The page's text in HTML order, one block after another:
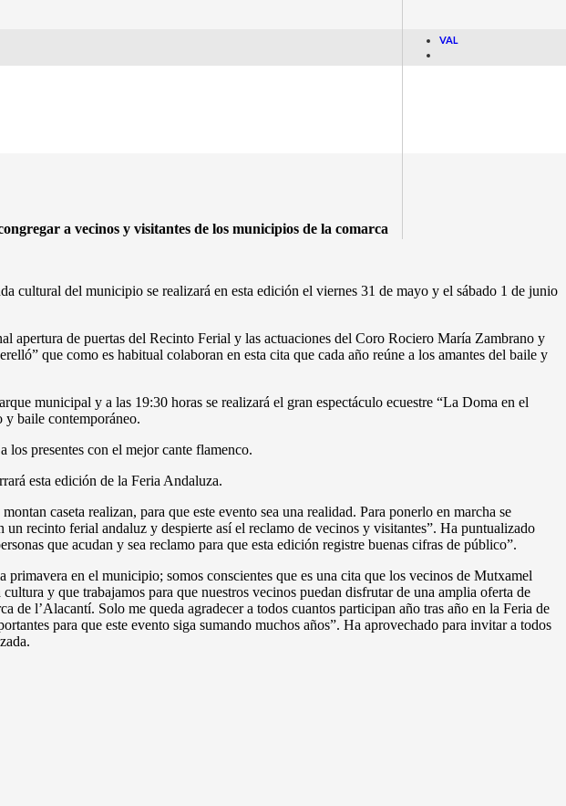
VAL
CON SU OFERTA
a vecinos y visitantes de los municipios de la comarca
cultural del municipio se realizará en esta edición el viernes 31 de mayo y el sábado 1 de junio
apertura de puertas del Recinto Ferial y las actuaciones del Coro Rociero María Zambrano y
que como es habitual colaboran en esta cita que cada año reúne a los amantes del baile y
municipal y a las 19:30 horas se realizará el gran espectáculo ecuestre “La Doma en el
y baile contemporáneo.
los presentes con el mejor cante flamenco.
esta edición de la Feria Andaluza.
caseta realizan, para que este evento sea una realidad. Para ponerlo en marcha se
recinto ferial andaluz y despierte así el reclamo de vecinos y visitantes”. Ha puntualizado
que acudan y sea reclamo para que esta edición registre buenas cifras de público”.
en el municipio; somos conscientes que es una cita que los vecinos de Mutxamel
y que trabajamos para que nuestros vecinos puedan disfrutar de una amplia oferta de
l’Alacantí. Solo me queda agradecer a todos cuantos participan año tras año en la Feria de
para que este evento siga sumando muchos años”. Ha aprovechado para invitar a todos